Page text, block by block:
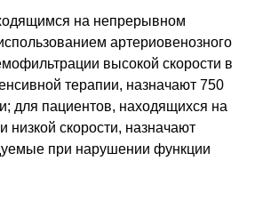
на непрерывном
артериовенозного
высокой скорости в
терапии, назначают 750
для пациентов, находящихся на
низкой скорости, назначают
при нарушении функции